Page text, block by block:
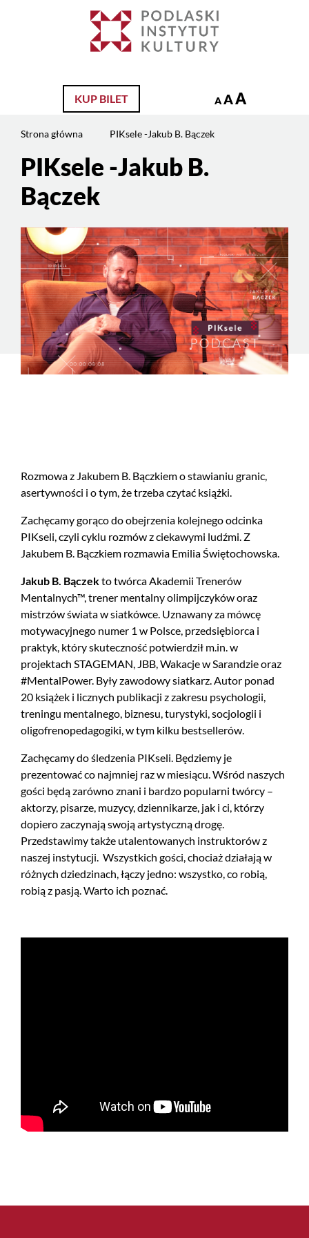
KUP BILET A AA
Strona główna PIKsele -Jakub B. Bączek
Treść
stronyPIKsele -Jakub B.
Bączek
Rozmowa z Jakubem B. Bączkiem o stawianiu granic,
asertywności i o tym, że trzeba czytać książki.
Zachęcamy gorąco do obejrzenia kolejnego odcinka
PIKseli, czyli cyklu rozmów z ciekawymi ludźmi. Z
Jakubem B. Bączkiem rozmawia Emilia Świętochowska.
Jakub B. Bączekto twórca Akademii Trenerów
Mentalnych™, trener mentalny olimpijczyków oraz
mistrzów świata w siatkówce. Uznawany za mówcę
motywacyjnego numer 1 w Polsce, przedsiębiorca i
praktyk, który skuteczność potwierdził m.in. w
projektach STAGEMAN, JBB, Wakacje w Sarandzie oraz
#MentalPower. Były zawodowy siatkarz. Autor ponad
20 książek i licznych publikacji z zakresu psychologii,
treningu mentalnego, biznesu, turystyki, socjologii i
oligofrenopedagogiki, w tym kilku bestsellerów.
Zachęcamy do śledzenia PIKseli. Będziemy je
prezentować co najmniej raz w miesiącu. Wśród naszych
gości będą zarówno znani i bardzo popularni twórcy –
aktorzy, pisarze, muzycy, dziennikarze, jak i ci, którzy
dopiero zaczynają swoją artystyczną drogę.
Przedstawimy także utalentowanych instruktorów z
naszej instytucji. Wszystkich gości, chociaż działają w
różnych dziedzinach, łączy jedno: wszystko, co robią,
robią z pasją. Warto ich poznać.